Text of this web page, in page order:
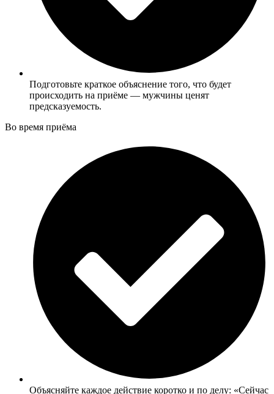
Подготовьте краткое объяснение того, что будет
происходить на приёме — мужчины ценят
предсказуемость.
Во время приёма
Объясняйте каждое действие коротко и по делу: «Сейчас